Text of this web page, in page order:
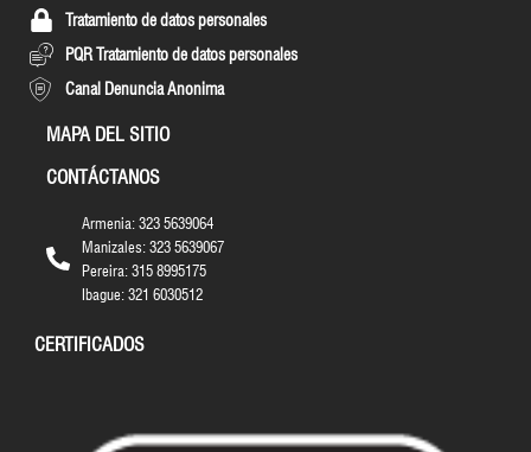
Tratamiento de datos personales
PQR Tratamiento de datos personales
Canal Denuncia Anonima
MAPA DEL SITIO
CONTÁCTANOS
Armenia: 323 5639064
Manizales: 323 5639067
Pereira: 315 8995175
Ibague: 321 6030512
CERTIFICADOS